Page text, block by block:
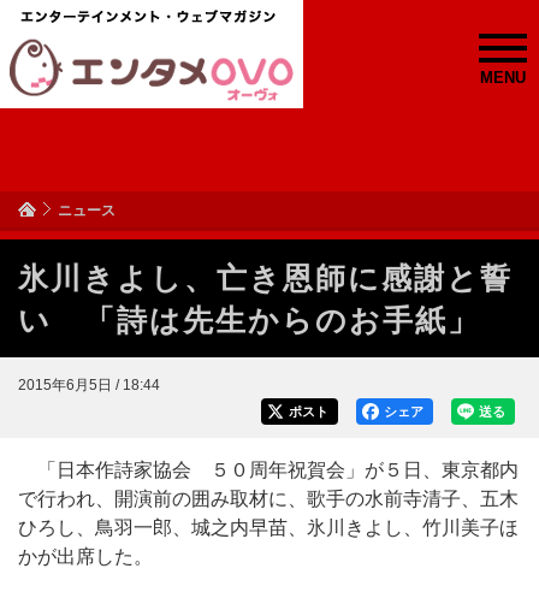
MENU
ニュース
氷川きよし、亡き恩師に感謝と誓
い 「詩は先生からのお手紙」
2015年6月5日 / 18:44
送る
シェア
ポスト
「日本作詩家協会 ５０周年祝賀会」が５日、東京都内
で行われ、開演前の囲み取材に、歌手の水前寺清子、五木
ひろし、鳥羽一郎、城之内早苗、氷川きよし、竹川美子ほ
かが出席した。